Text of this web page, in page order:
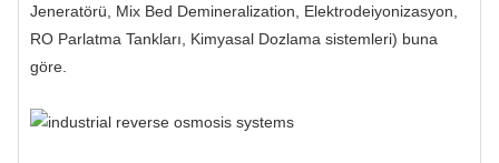
Jeneratörü, Mix Bed Demineralization, Elektrodeiyonizasyon
RO Parlatma Tankları, Kimyasal Dozlama sistemleri) buna
göre.